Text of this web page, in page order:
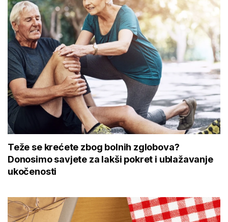
Teže se krećete zbog bolnih zglobova?
Donosimo savjete za lakši pokret i ublažavanje
ukočenosti